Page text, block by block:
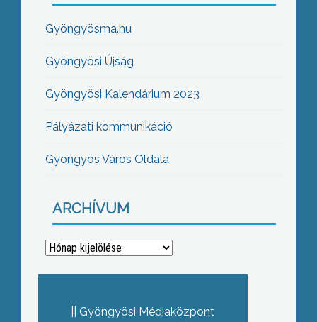
Gyöngyösma.hu
Gyöngyösi Újság
Gyöngyösi Kalendárium 2023
Pályázati kommunikáció
Gyöngyös Város Oldala
ARCHÍVUM
Archívum
Gyöngyösi Médiaközpont